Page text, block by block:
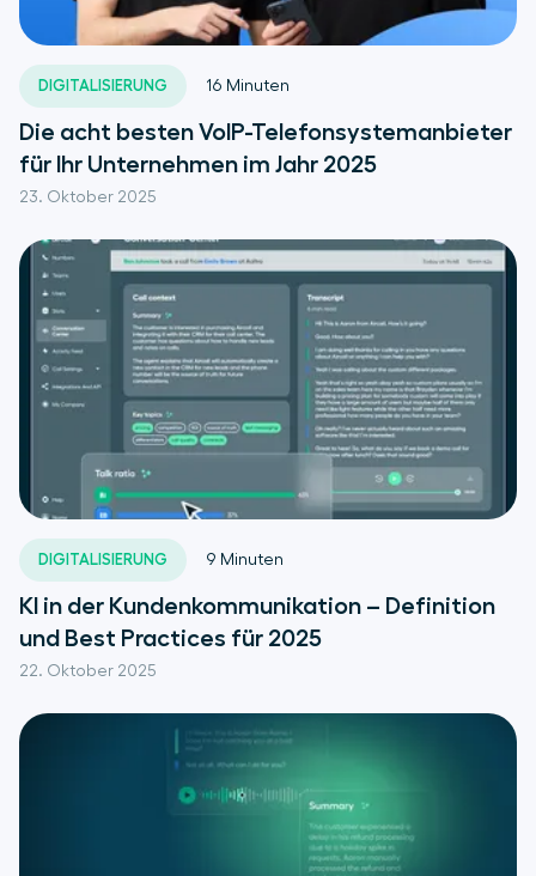
DIGITALISIERUNG
23. Oktober 2025
16 Minuten
Die acht besten VoIP-Telefonsystemanbieter
für Ihr Unternehmen im Jahr 2025
DIGITALISIERUNG
22. Oktober 2025
9 Minuten
KI in der Kundenkommunikation – Definition
und Best Practices für 2025